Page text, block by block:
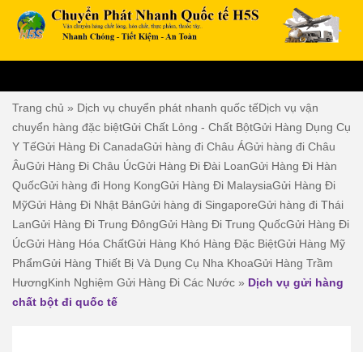
Trang chủ » Dịch vụ chuyển phát nhanh quốc tếDịch vụ vận
chuyển hàng đặc biệtGửi Chất Lỏng - Chất BộtGửi Hàng Dụng Cụ
Y TếGửi Hàng Đi CanadaGửi hàng đi Châu ÁGửi hàng đi Châu
ÂuGửi Hàng Đi Châu ÚcGửi Hàng Đi Đài LoanGửi Hàng Đi Hàn
QuốcGửi hàng đi Hong KongGửi Hàng Đi MalaysiaGửi Hàng Đi
MỹGửi Hàng Đi Nhật BảnGửi hàng đi SingaporeGửi hàng đi Thái
LanGửi Hàng Đi Trung ĐôngGửi Hàng Đi Trung QuốcGửi Hàng Đi
ÚcGửi Hàng Hóa ChấtGửi Hàng Khó Hàng Đặc BiệtGửi Hàng Mỹ
PhẩmGửi Hàng Thiết Bị Và Dụng Cụ Nha KhoaGửi Hàng Trầm
HươngKinh Nghiệm Gửi Hàng Đi Các Nước » Dịch vụ gửi hàng
chất bột đi quốc tế